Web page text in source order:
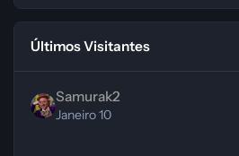
Últimos Visitantes
Samurak2
Janeiro 10